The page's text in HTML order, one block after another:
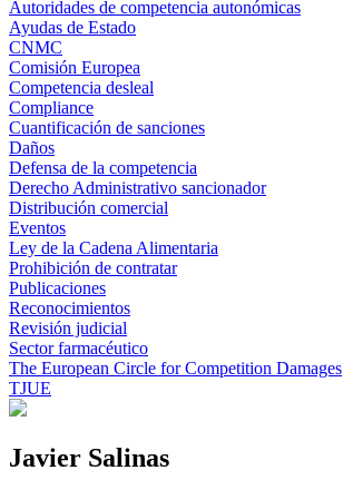
Autoridades de competencia autonómicas
Ayudas de Estado
CNMC
Comisión Europea
Competencia desleal
Compliance
Cuantificación de sanciones
Daños
Defensa de la competencia
Derecho Administrativo sancionador
Distribución comercial
Eventos
Ley de la Cadena Alimentaria
Prohibición de contratar
Publicaciones
Reconocimientos
Revisión judicial
Sector farmacéutico
The European Circle for Competition Damages
TJUE
Javier Salinas